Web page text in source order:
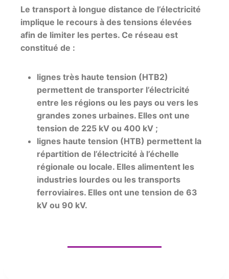
Le transport à longue distance de l’électricité
implique le recours à des tensions élevées
afin de limiter les pertes. Ce réseau est
constitué de :
lignes très haute tension (HTB2)
permettent de transporter l’électricité
entre les régions ou les pays ou vers les
grandes zones urbaines. Elles ont une
tension de 225 kV ou 400 kV ;
lignes haute tension (HTB) permettent la
répartition de l’électricité à l’échelle
régionale ou locale. Elles alimentent les
industries lourdes ou les transports
ferroviaires. Elles ont une tension de 63
kV ou 90 kV.